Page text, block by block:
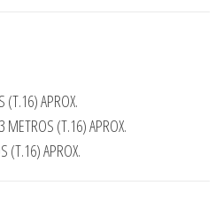
(T.16) APROX.
METROS (T.16) APROX.
(T.16) APROX.